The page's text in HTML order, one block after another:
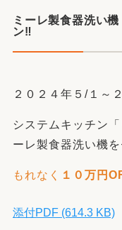
ミーレ製食器洗い
ン‼
２０２４年５/１～
システムキッチン
ーレ製食器洗い機
もれなく １０万円
添付PDF (614.3 KB)